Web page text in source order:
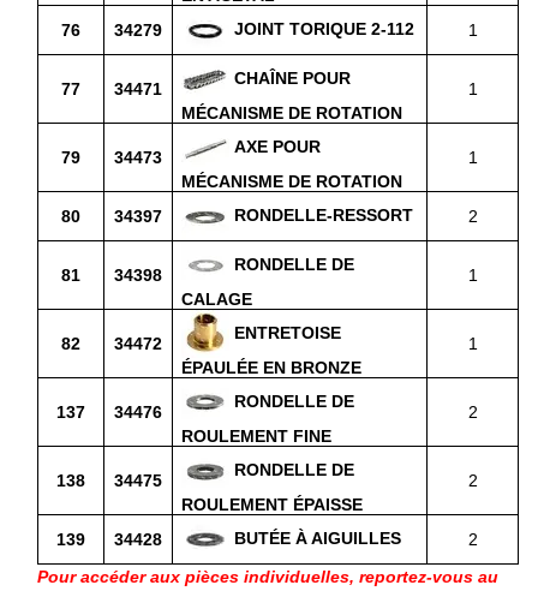
76 34279 JOINT TORIQUE 2-112 1
77 34471
CHAÎNE POUR
MÉCANISME DE ROTATION
1
79 34473
AXE POUR
MÉCANISME DE ROTATION
1
80 34397 RONDELLE-RESSORT 2
81 34398
RONDELLE DE
CALAGE
1
82 34472
ENTRETOISE
ÉPAULÉE EN BRONZE
1
137 34476
RONDELLE DE
ROULEMENT FINE
2
138 34475
RONDELLE DE
ROULEMENT ÉPAISSE
2
139 34428 BUTÉE À AIGUILLES
2
Pour accéder aux pièces individuelles, reportez-vous au